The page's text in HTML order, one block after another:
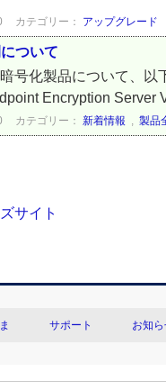
カテゴリー： アップグレード
ついて
号化製品について、
Encryption
カテゴリー： 新着情報 , 製品
サポート お知